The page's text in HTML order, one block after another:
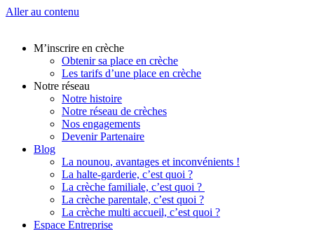
Aller au contenu
M’inscrire en crèche
Obtenir sa place en crèche
Les tarifs d’une place en crèche
Notre réseau
Notre histoire
Notre réseau de crèches
Nos engagements
Devenir Partenaire
Blog
La nounou, avantages et inconvénients !
La halte-garderie, c’est quoi ?
La crèche familiale, c’est quoi ?
La crèche parentale, c’est quoi ?
La crèche multi accueil, c’est quoi ?
Espace Entreprise